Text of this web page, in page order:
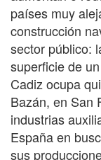
países muy
construcción
sector público:
superficie de
Cadiz ocupa
Bazán, en San
industrias
España en
sus